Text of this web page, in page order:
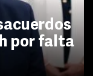
por falta